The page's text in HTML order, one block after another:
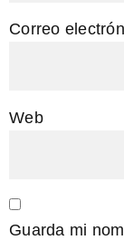
Correo
Web
Guarda mi